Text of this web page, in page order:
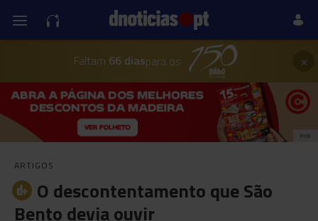
Faltam 66 diaspara os ×
PUB
ARTIGOS
O descontentamento que São
Bento devia ouvir